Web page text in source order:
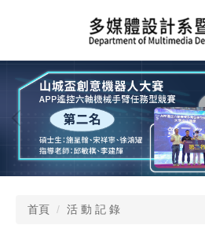
要
區
首頁 活 動 記 錄